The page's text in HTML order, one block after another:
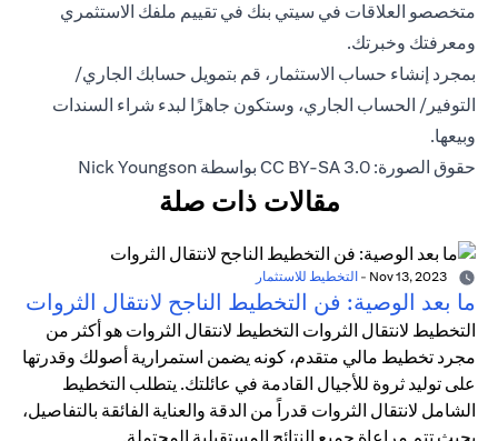
متخصصو العلاقات في سيتي بنك في تقييم ملفك الاستثمري
ومعرفتك وخبرتك.
بمجرد إنشاء حساب الاستثمار، قم بتمويل حسابك الجاري/
التوفير/ الحساب الجاري، وستكون جاهزًا لبدء شراء السندات
وبيعها.
حقوق الصورة: CC BY-SA 3.0 بواسطة Nick Youngson
مقالات ذات صلة
- التخطيط للاستثمار
ما بعد الوصية: فن التخطيط الناجح لانتقال الثروات
التخطيط لانتقال الثروات التخطيط لانتقال الثروات هو أكثر من
مجرد تخطيط مالي متقدم، كونه يضمن استمرارية أصولك وقدرتها
على توليد ثروة للأجيال القادمة في عائلتك. يتطلب التخطيط
الشامل لانتقال الثروات قدراً من الدقة والعناية الفائقة بالتفاصيل،